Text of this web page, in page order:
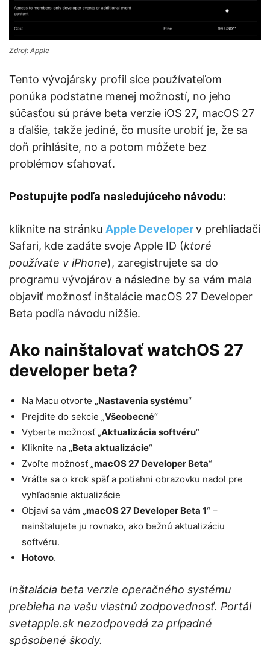
Zdroj: Apple
Tento vývojársky profil síce používateľom
ponúka podstatne menej možností, no jeho
súčasťou sú práve beta verzie iOS 27, macOS 27
a ďalšie, takže jediné, čo musíte urobiť je, že sa
doň prihlásite, no a potom môžete bez
problémov sťahovať.
Postupujte podľa nasledujúceho návodu:
kliknite na stránku Apple Developerv prehliadači
Safari, kde zadáte svoje Apple ID (ktoré
používate v iPhone), zaregistrujete sa do
programu vývojárov a následne by sa vám mala
objaviť možnosť inštalácie macOS 27 Developer
Beta podľa návodu nižšie.
Ako nainštalovať watchOS 27
developer beta?
Na Macu otvorte „Nastavenia systému“
Prejdite do sekcie „Všeobecné“
Vyberte možnosť „Aktualizácia softvéru“
Kliknite na „Beta aktualizácie“
Zvoľte možnosť „macOS 27 Developer Beta“
Vráťte sa o krok späť a potiahni obrazovku nadol pre
vyhľadanie aktualizácie
Objaví sa vám „macOS 27 Developer Beta 1“ –
nainštalujete ju rovnako, ako bežnú aktualizáciu
softvéru.
Hotovo.
Inštalácia beta verzie operačného systému
prebieha na vašu vlastnú zodpovednosť. Portál
svetapple.sk nezodpovedá za prípadné
spôsobené škody.